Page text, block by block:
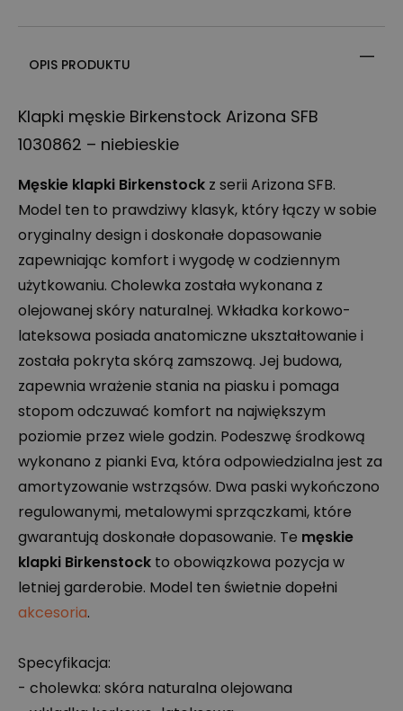
OPIS PRODUKTU
Klapki męskie Birkenstock Arizona SFB
1030862 – niebieskie
Męskie klapki Birkenstock z serii Arizona SFB.
Model ten to prawdziwy klasyk, który łączy w sobie
oryginalny design i doskonałe dopasowanie
zapewniając komfort i wygodę w codziennym
użytkowaniu. Cholewka została wykonana z
olejowanej skóry naturalnej. Wkładka korkowo-
lateksowa posiada anatomiczne ukształtowanie i
została pokryta skórą zamszową. Jej budowa,
zapewnia wrażenie stania na piasku i pomaga
stopom odczuwać komfort na największym
poziomie przez wiele godzin. Podeszwę środkową
wykonano z pianki Eva, która odpowiedzialna jest za
amortyzowanie wstrząsów. Dwa paski wykończono
regulowanymi, metalowymi sprzączkami, które
gwarantują doskonałe dopasowanie. Te męskie
klapki Birkenstock to obowiązkowa pozycja w
letniej garderobie. Model ten świetnie dopełni
akcesoria.
Specyfikacja:
- cholewka: skóra naturalna olejowana